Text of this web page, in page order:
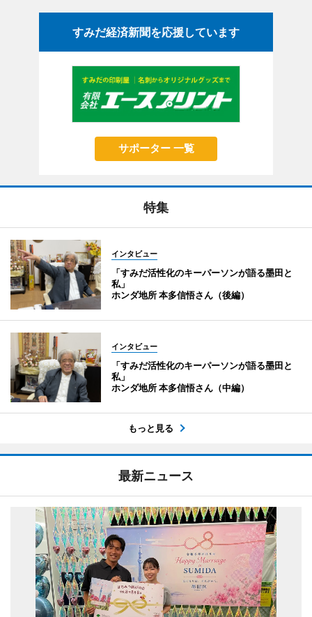
すみだ経済新聞を応援しています
サポーター 一覧
特集
インタビュー
「すみだ活性化のキーパーソンが語る墨田と
私」
ホンダ地所 本多信悟さん（後編）
インタビュー
「すみだ活性化のキーパーソンが語る墨田と
私」
ホンダ地所 本多信悟さん（中編）
もっと見る
最新ニュース